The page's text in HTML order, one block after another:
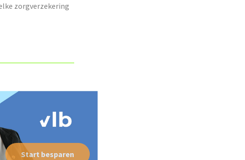
zorgverzekering
Start besparen